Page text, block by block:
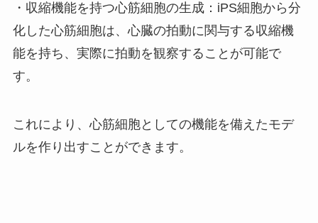
・収縮機能を持つ心筋細胞の生成：iPS細胞から分
化した心筋細胞は、心臓の拍動に関与する収縮機
能を持ち、実際に拍動を観察することが可能で
す。
これにより、心筋細胞としての機能を備えたモデ
ルを作り出すことができます。